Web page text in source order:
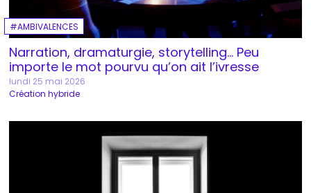
AMBIVALENCES
Narration, dramaturgie, storytelling… Peu
importe le mot pourvu qu’on ait l’ivresse
lundi 25 mai 2026
Création hybride